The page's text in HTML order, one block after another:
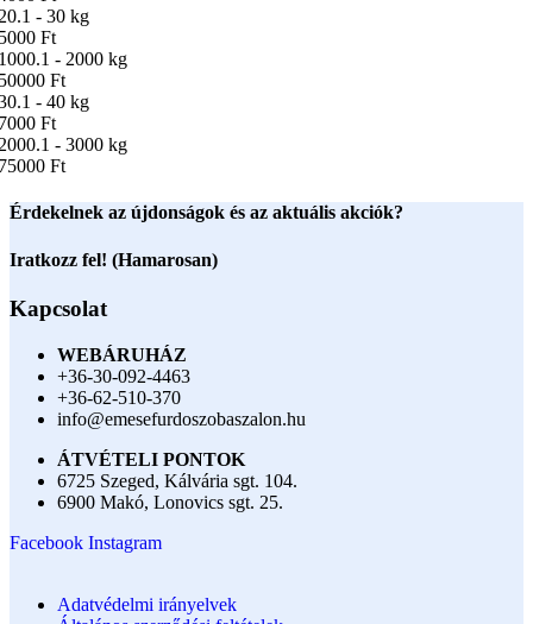
- 30 kg
Ft
- 2000 kg
Ft
- 40 kg
Ft
- 3000 kg
Ft
Érdekelnek az újdonságok és az aktuális akciók?
Iratkozz fel! (Hamarosan)
Kapcsolat
WEBÁRUHÁZ
+36-30-092-4463
+36-62-510-370
info@emesefurdoszobaszalon.hu
ÁTVÉTELI PONTOK
6725 Szeged, Kálvária sgt. 104.​
6900 Makó, Lonovics sgt. 25.
Facebook Instagram
Adatvédelmi irányelvek